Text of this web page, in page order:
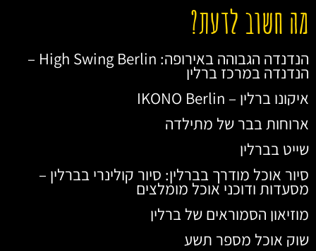
מה חשוב לדעת?
הנדנדה הגבוהה באירופה: High Swing Berlin –
הנדנדה במרכז ברלין
איקונו ברלין – IKONO Berlin
ארוחות בבר של מתילדה
שייט בברלין
סיור אוכל מודרך בברלין: סיור קולינרי בברלין –
מסעדות ודוכני אוכל מומלצים
מוזיאון הסמוראים של ברלין
שוק אוכל מספר תשע